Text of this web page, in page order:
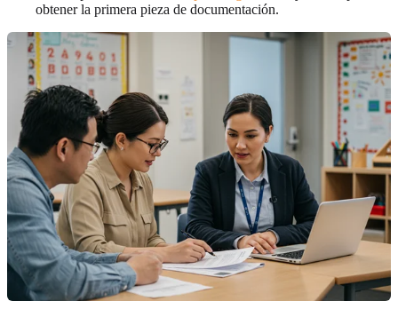
obtener la primera pieza de documentación.